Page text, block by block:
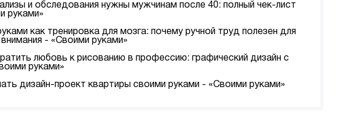
и обследования нужны мужчинам после 40: полный чек-лист
руками»
как тренировка для мозга: почему ручной труд полезен для
- «Своими руками»
любовь к рисованию в профессию: графический дизайн с
руками»
дизайн-проект квартиры своими руками - «Своими руками»